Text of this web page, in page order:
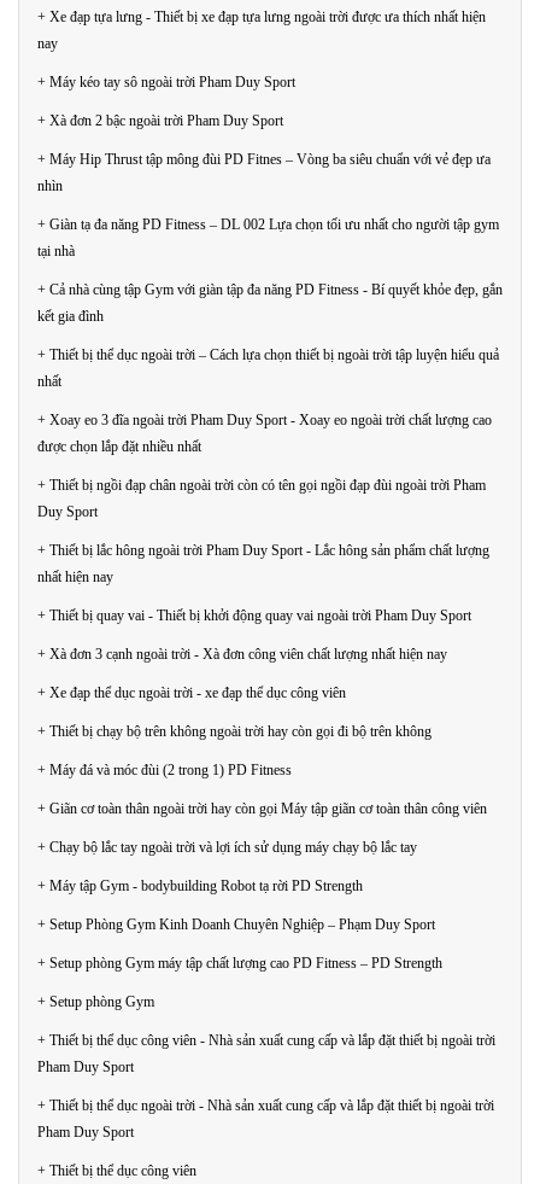
+ Xe đạp tựa lưng - Thiết bị xe đạp tựa lưng ngoài trời được ưa thích nhất hiện
nay
+ Máy kéo tay sô ngoài trời Pham Duy Sport
+ Xà đơn 2 bậc ngoài trời Pham Duy Sport
+ Máy Hip Thrust tập mông đùi PD Fitnes – Vòng ba siêu chuẩn với vẻ đẹp ưa
nhìn
+ Giàn tạ đa năng PD Fitness – DL 002 Lựa chọn tối ưu nhất cho người tập gym
tại nhà
+ Cả nhà cùng tập Gym với giàn tập đa năng PD Fitness - Bí quyết khỏe đẹp, gắn
kết gia đình
+ Thiết bị thể dục ngoài trời – Cách lựa chọn thiết bị ngoài trời tập luyện hiểu quả
nhất
+ Xoay eo 3 đĩa ngoài trời Pham Duy Sport - Xoay eo ngoài trời chất lượng cao
được chọn lắp đặt nhiều nhất
+ Thiết bị ngồi đạp chân ngoài trời còn có tên gọi ngồi đạp đùi ngoài trời Pham
Duy Sport
+ Thiết bị lắc hông ngoài trời Pham Duy Sport - Lắc hông sản phẩm chất lượng
nhất hiện nay
+ Thiết bị quay vai - Thiết bị khởi động quay vai ngoài trời Pham Duy Sport
+ Xà đơn 3 cạnh ngoài trời - Xà đơn công viên chất lượng nhất hiện nay
+ Xe đạp thể dục ngoài trời - xe đạp thể dục công viên
+ Thiết bị chạy bộ trên không ngoài trời hay còn gọi đi bộ trên không
+ Máy đá và móc đùi (2 trong 1) PD Fitness
+ Giãn cơ toàn thân ngoài trời hay còn gọi Máy tập giãn cơ toàn thân công viên
+ Chạy bộ lắc tay ngoài trời và lợi ích sử dụng máy chạy bộ lắc tay
+ Máy tập Gym - bodybuilding Robot tạ rời PD Strength
+ Setup Phòng Gym Kinh Doanh Chuyên Nghiệp – Phạm Duy Sport
+ Setup phòng Gym máy tập chất lượng cao PD Fitness – PD Strength
+ Setup phòng Gym
+ Thiết bị thể dục công viên - Nhà sản xuất cung cấp và lắp đặt thiết bị ngoài trời
Pham Duy Sport
+ Thiết bị thể dục ngoài trời - Nhà sản xuất cung cấp và lắp đặt thiết bị ngoài trời
Pham Duy Sport
+ Thiết bị thể dục công viên